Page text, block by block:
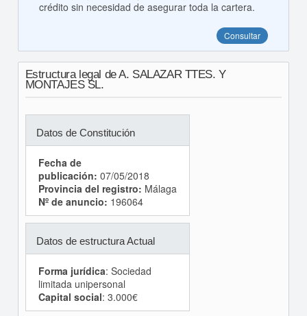
crédito sin necesidad de asegurar toda la cartera.
Consultar
Estructura legal de A. SALAZAR TTES. Y
MONTAJES SL.
Datos de Constitución
Fecha de
publicación: 07/05/2018
Provincia del registro: Málaga
Nº de anuncio: 196064
Datos de estructura Actual
Forma jurídica: Sociedad
limitada unipersonal
Capital social: 3.000€